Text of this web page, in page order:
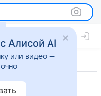
Алисой AI
или видео —